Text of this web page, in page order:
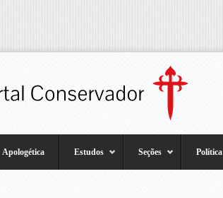
Apologética Estudos Seções Política